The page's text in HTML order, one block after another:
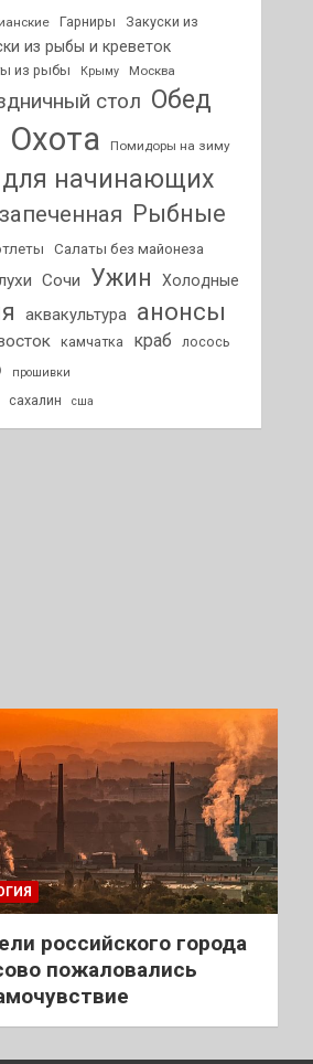
Гарниры
Закуски из
из рыбы и креветок
из рыбы Крыму Москва
стол Обед
Охота Помидоры на зиму
начинающих
Рыбные
Салаты без майонеза
Сочи Ужин
Холодные
аквакультура анонсы
камчатка краб лосось
прошивки
сахалин сша
российского города
пожаловались